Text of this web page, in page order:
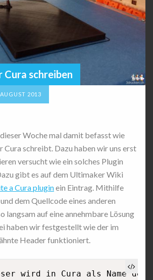
Cura schreiben
2013
Woche mal damit befasst wie
Cura schreibt. Dazu haben wir uns erst
versucht wie ein solches Plugin
gibt es auf dem Ultimaker Wiki
a Cura pluginein Eintrag. Mithilfe
dem Quellcode eines anderen
langsam auf eine annehmbare Lösung
haben wir festgestellt wie der im
Header funktioniert.
wird in Cura als Name